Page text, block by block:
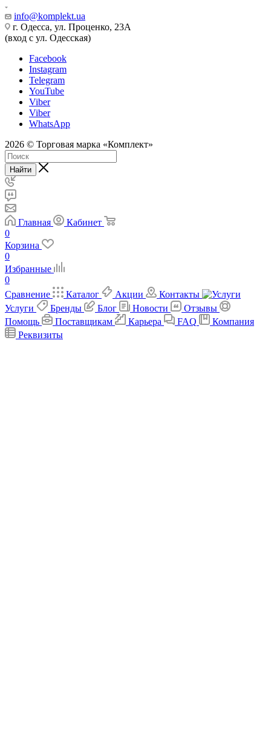
info@komplekt.ua
г. Одесса, ул. Проценко, 23А
(вход с ул. Одесская)
Facebook
Instagram
Telegram
YouTube
Viber
Viber
WhatsApp
2026 © Торговая марка «Комплект»
Найти
Главная
Кабинет
0
Корзина
0
Избранные
0
Сравнение
Каталог Акции
Контакты
Услуги
Бренды Блог Новости
Отзывы
Помощь
Поставщикам Карьера FAQ
Компания
Реквизиты